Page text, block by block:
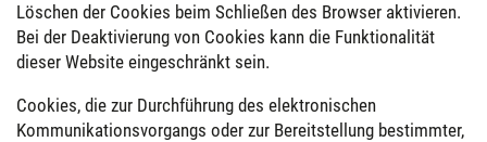
Löschen der Cookies beim Schließen des Browser aktivieren.
Bei der Deaktivierung von Cookies kann die Funktionalität
dieser Website eingeschränkt sein.
Cookies, die zur Durchführung des elektronischen
Kommunikationsvorgangs oder zur Bereitstellung bestimmter,